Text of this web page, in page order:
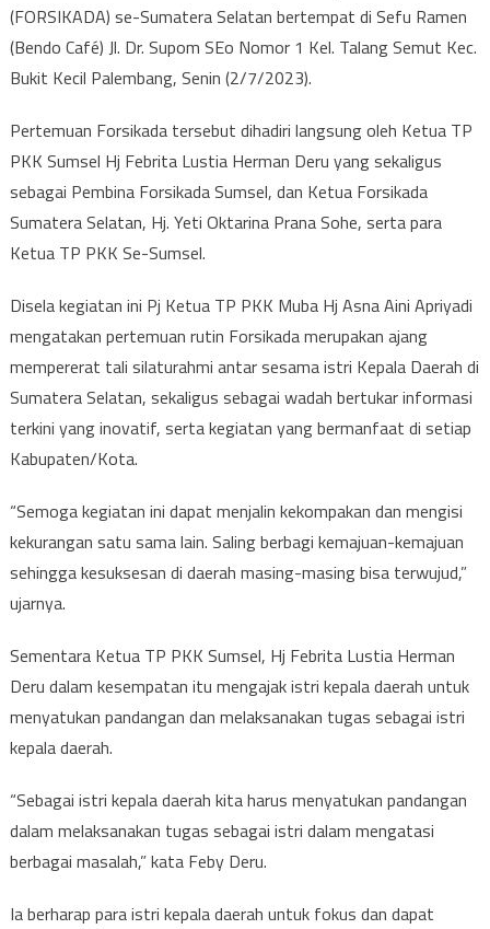
(FORSIKADA) se-Sumatera Selatan bertempat di Sefu Ramen
(Bendo Café) Jl. Dr. Supom SEo Nomor 1 Kel. Talang Semut Kec.
Bukit Kecil Palembang, Senin (2/7/2023).
Pertemuan Forsikada tersebut dihadiri langsung oleh Ketua TP
PKK Sumsel Hj Febrita Lustia Herman Deru yang sekaligus
sebagai Pembina Forsikada Sumsel, dan Ketua Forsikada
Sumatera Selatan, Hj. Yeti Oktarina Prana Sohe, serta para
Ketua TP PKK Se-Sumsel.
Disela kegiatan ini Pj Ketua TP PKK Muba Hj Asna Aini Apriyadi
mengatakan pertemuan rutin Forsikada merupakan ajang
mempererat tali silaturahmi antar sesama istri Kepala Daerah di
Sumatera Selatan, sekaligus sebagai wadah bertukar informasi
terkini yang inovatif, serta kegiatan yang bermanfaat di setiap
Kabupaten/Kota.
“Semoga kegiatan ini dapat menjalin kekompakan dan mengisi
kekurangan satu sama lain. Saling berbagi kemajuan-kemajuan
sehingga kesuksesan di daerah masing-masing bisa terwujud,”
ujarnya.
Sementara Ketua TP PKK Sumsel, Hj Febrita Lustia Herman
Deru dalam kesempatan itu mengajak istri kepala daerah untuk
menyatukan pandangan dan melaksanakan tugas sebagai istri
kepala daerah.
“Sebagai istri kepala daerah kita harus menyatukan pandangan
dalam melaksanakan tugas sebagai istri dalam mengatasi
berbagai masalah,” kata Feby Deru.
Ia berharap para istri kepala daerah untuk fokus dan dapat